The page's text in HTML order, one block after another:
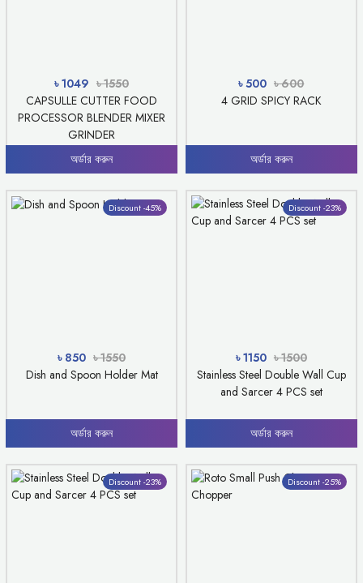
৳ 1049 ৳ 1550
CAPSULLE CUTTER FOOD
PROCESSOR BLENDER MIXER
GRINDER
অর্ডার করুন
৳ 500 ৳ 600
4 GRID SPICY RACK
অর্ডার করুন
Discount -45%
৳ 850 ৳ 1550
Dish and Spoon Holder Mat
অর্ডার করুন
Discount -23%
৳ 1150 ৳ 1500
Stainless Steel Double Wall Cup
and Sarcer 4 PCS set
অর্ডার করুন
Discount -23% Discount -25%